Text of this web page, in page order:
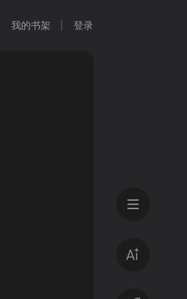
我的书架 登录